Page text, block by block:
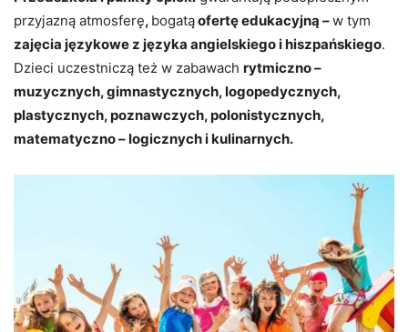
przyjazną atmosferę, bogatąofertę edukacyjną –w tym
zajęcia językowe z języka angielskiego i hiszpańskiego.
Dzieci uczestniczą też w zabawach rytmiczno –
muzycznych, gimnastycznych, logopedycznych,
plastycznych, poznawczych, polonistycznych,
matematyczno – logicznych i kulinarnych.